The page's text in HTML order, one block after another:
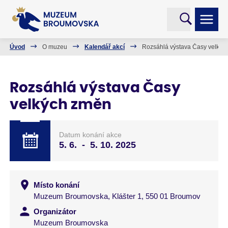
Úvod O muzeu Kalendář akcí Rozsáhlá výstava Časy
Rozsáhlá výstava Časy
velkých změn
Datum konání akce
5. 6. - 5. 10. 2025
Místo konání
Muzeum Broumovska, Klášter 1, 550 01 Broumov
Organizátor
Muzeum Broumovska